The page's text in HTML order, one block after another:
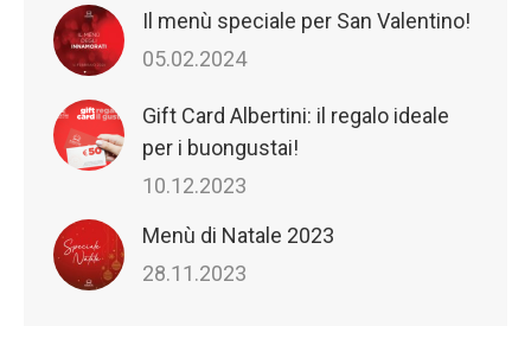
Il menù speciale per San Valentino!
05.02.2024
Gift Card Albertini: il regalo ideale
per i buongustai!
10.12.2023
Menù di Natale 2023
28.11.2023